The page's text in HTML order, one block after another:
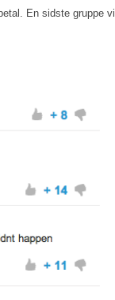
En sidste gruppe vil